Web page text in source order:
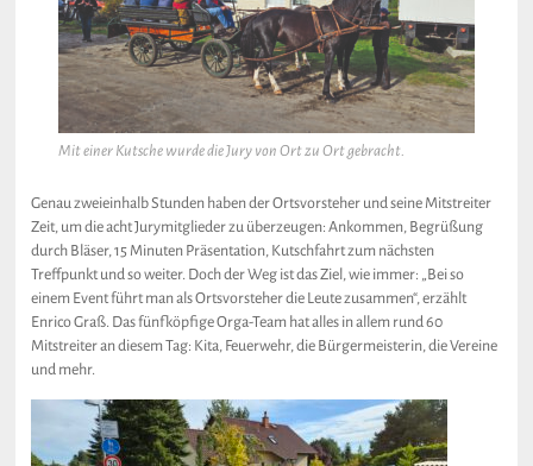
Mit einer Kutsche wurde die Jury von Ort zu Ort gebracht.
Genau zweieinhalb Stunden haben der Ortsvorsteher und seine Mitstreiter
Zeit, um die acht Jurymitglieder zu überzeugen: Ankommen, Begrüßung
durch Bläser, 15 Minuten Präsentation, Kutschfahrt zum nächsten
Treffpunkt und so weiter. Doch der Weg ist das Ziel, wie immer: „Bei so
einem Event führt man als Ortsvorsteher die Leute zusammen“, erzählt
Enrico Graß. Das fünfköpfige Orga-Team hat alles in allem rund 60
Mitstreiter an diesem Tag: Kita, Feuerwehr, die Bürgermeisterin, die Vereine
und mehr.